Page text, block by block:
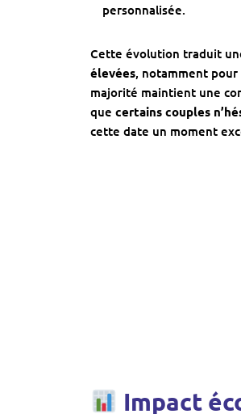
personnalisée.
Cette évolution traduit
élevées, notamment pour
majorité maintient une
que certains couples
cette date un moment
Impact